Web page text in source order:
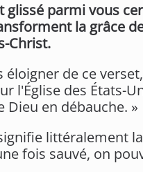
glissé parmi vous
la grâce
Christ.
éloigner de ce
l'Église des États-
Dieu en débauche. »
littéralement
fois sauvé, on